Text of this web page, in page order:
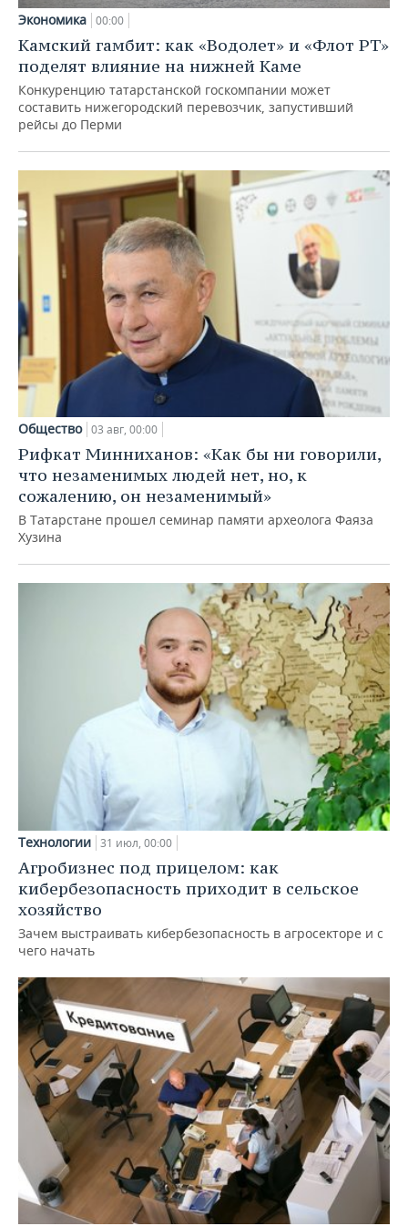
Экономика 00:00
Камский гамбит: как «Водолет» и «Флот РТ»
поделят влияние на нижней Каме
Конкуренцию татарстанской госкомпании может
составить нижегородский перевозчик, запустивший
рейсы до Перми
Общество 03 авг, 00:00
Рифкат Минниханов: «Как бы ни говорили,
что незаменимых людей нет, но, к
сожалению, он незаменимый»
В Татарстане прошел семинар памяти археолога Фаяза
Хузина
Технологии 31 июл, 00:00
Агробизнес под прицелом: как
кибербезопасность приходит в сельское
хозяйство
Зачем выстраивать кибербезопасность в агросекторе и с
чего начать